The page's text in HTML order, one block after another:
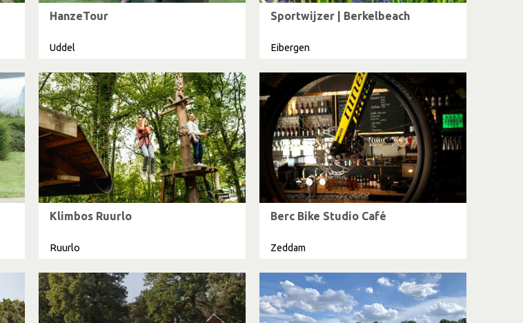
HanzeTour
Uddel
Sportwijzer | Berkelbeach
Eibergen
Klimbos Ruurlo
Ruurlo
Berc Bike Studio Café
Zeddam